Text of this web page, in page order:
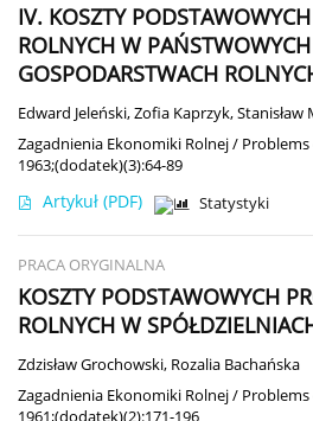
IV. KOSZTY
ROLNYCH W PAŃSTWOWYCH
GOSPODARSTWACH
Edward Jeleński,Zofia Kaprzyk,Stanisław
Zagadnienia Ekonomiki Rolnej /
1963;(dodatek)(3):64-89
Artykuł (PDF) Statystyki
PRACA ORYGINALNA
KOSZTY PODSTAWOWYCH
ROLNYCH W
Zdzisław Grochowski, Rozalia Bachańska
Zagadnienia Ekonomiki Rolnej /
1961;(dodatek)(2):171-196